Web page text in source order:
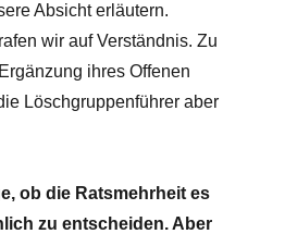
Absicht erläutern.
wir auf Verständnis. Zu
ihres Offenen
Löschgruppenführer aber
ob die Ratsmehrheit es
zu entscheiden. Aber